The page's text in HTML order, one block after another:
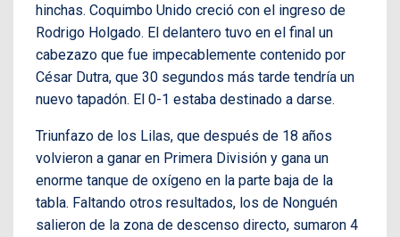
hinchas. Coquimbo Unido creció con el ingreso de
Rodrigo Holgado. El delantero tuvo en el final un
cabezazo que fue impecablemente contenido por
César Dutra, que 30 segundos más tarde tendría un
nuevo tapadón. El 0-1 estaba destinado a darse.
Triunfazo de los Lilas, que después de 18 años
volvieron a ganar en Primera División y gana un
enorme tanque de oxígeno en la parte baja de la
tabla. Faltando otros resultados, los de Nonguén
salieron de la zona de descenso directo, sumaron 4